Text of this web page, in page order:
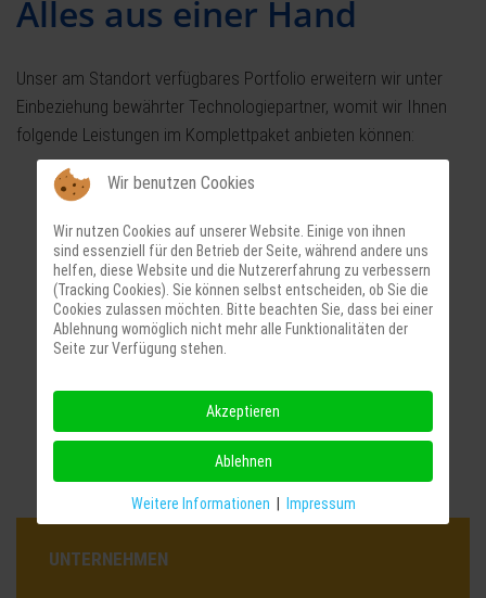
Alles aus einer Hand
Unser am Standort verfügbares Portfolio erweitern wir unter
Einbeziehung bewährter Technologiepartner, womit wir Ihnen
folgende Leistungen im Komplettpaket anbieten können:
Oberflächen- und Wärmebehandlung
Laserschneiden / Laserbeschriften
Senkerosion
Pulverbeschichten
Galvanobeschichtungen
Montage von Baugruppen
UNTERNEHMEN
Wir benutzen Cookies
Wir nutzen Cookies auf unserer Website. Einige von ihnen
sind essenziell für den Betrieb der Seite, während andere uns
helfen, diese Website und die Nutzererfahrung zu verbessern
(Tracking Cookies). Sie können selbst entscheiden, ob Sie die
Cookies zulassen möchten. Bitte beachten Sie, dass bei einer
Ablehnung womöglich nicht mehr alle Funktionalitäten der
Seite zur Verfügung stehen.
Akzeptieren
Ablehnen
Weitere Informationen Impressum